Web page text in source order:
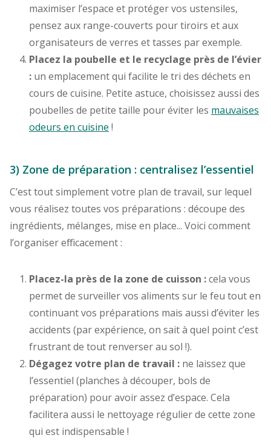
maximiser l’espace et protéger vos ustensiles,
pensez aux range-couverts pour tiroirs et aux
organisateurs de verres et tasses par exemple.
Placez la poubelle et le recyclage près de l’évier
: un emplacement qui facilite le tri des déchets en
cours de cuisine. Petite astuce, choisissez aussi des
poubelles de petite taille pour éviter les mauvaises
odeurs en cuisine !
3) Zone de préparation : centralisez l’essentiel
C’est tout simplement votre plan de travail, sur lequel
vous réalisez toutes vos préparations : découpe des
ingrédients, mélanges, mise en place... Voici comment
l’organiser efficacement :
Placez-la près de la zone de cuisson :cela vous
permet de surveiller vos aliments sur le feu tout en
continuant vos préparations mais aussi d’éviter les
accidents (par expérience, on sait à quel point c’est
frustrant de tout renverser au sol !).
Dégagez votre plan de travail : ne laissez que
l’essentiel (planches à découper, bols de
préparation) pour avoir assez d’espace. Cela
facilitera aussi le nettoyage régulier de cette zone
qui est indispensable !